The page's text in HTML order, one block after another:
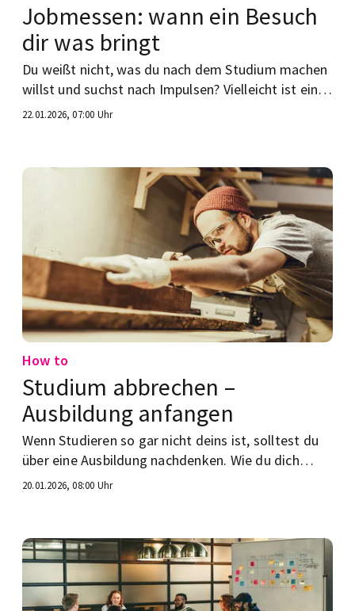
Jobmessen: wann ein Besuch
dir was bringt
Du weißt nicht, was du nach dem Studium machen
willst und suchst nach Impulsen? Vielleicht ist eine
Messe rund ums Thema Berufe was für dich!
22.01.2026, 07:00 Uhr
How to
Studium abbrechen –
Ausbildung anfangen
Wenn Studieren so gar nicht deins ist, solltest du
über eine Ausbildung nachdenken. Wie du dich
exmatrikulierst und eine passende Stelle finden
20.01.2026, 08:00 Uhr